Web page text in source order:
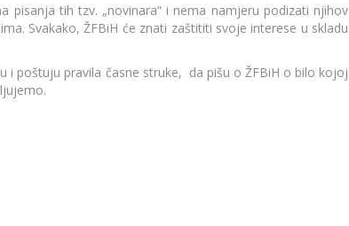
pisanja tih tzv. „novinara“ i nema namjeru podizati njihov
Svakako, ŽFBiH će znati zaštititi svoje interese u skladu
poštuju pravila časne struke, da pišu o ŽFBiH o bilo kojoj